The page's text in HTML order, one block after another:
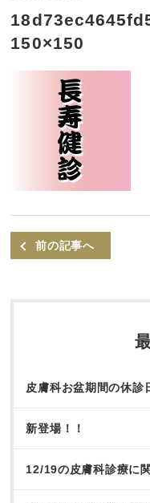
150×150
前の記事へ
皮膚科お盆期間の休診
新登場！！
12/19の皮膚科診療に